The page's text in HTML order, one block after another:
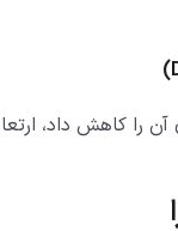
آن را کاهش داد،